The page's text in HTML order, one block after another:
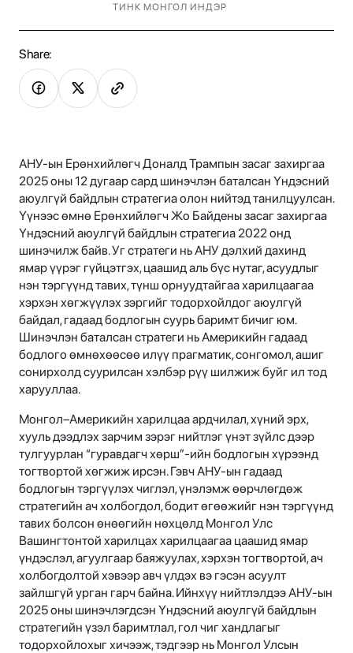
ТИНК МОНГОЛ ИНДЭР
Share:
АНУ-ын Ерөнхийлөгч Доналд Трампын засаг захиргаа
2025 оны 12 дугаар сард шинэчлэн баталсан Үндэсний
аюулгүй байдлын стратегиа олон нийтэд танилцуулсан.
Үүнээс өмнө Ерөнхийлөгч Жо Байдены засаг захиргаа
Үндэсний аюулгүй байдлын стратегиа 2022 онд
шинэчилж байв. Уг стратеги нь АНУ дэлхий дахинд
ямар үүрэг гүйцэтгэх, цаашид аль бүс нутаг, асуудлыг
нэн тэргүүнд тавих, түнш орнуудтайгаа харилцаагаа
хэрхэн хөгжүүлэх зэргийг тодорхойлдог аюулгүй
байдал, гадаад бодлогын суурь баримт бичиг юм.
Шинэчлэн баталсан стратеги нь Америкийн гадаад
бодлого өмнөхөөсөө илүү прагматик, сонгомол, ашиг
сонирхолд суурилсан хэлбэр рүү шилжиж буйг ил тод
харууллаа.
Монгол–Америкийн харилцаа ардчилал, хүний эрх,
хууль дээдлэх зарчим зэрэг нийтлэг үнэт зүйлс дээр
тулгуурлан “гуравдагч хөрш”-ийн бодлогын хүрээнд
тогтвортой хөгжиж ирсэн. Гэвч АНУ-ын гадаад
бодлогын тэргүүлэх чиглэл, үнэлэмж өөрчлөгдөж
стратегийн ач холбогдол, бодит өгөөжийг нэн тэргүүнд
тавих болсон өнөөгийн нөхцөлд Монгол Улс
Вашингтонтой харилцах харилцаагаа цаашид ямар
үндэслэл, агуулгаар баяжуулах, хэрхэн тогтвортой, ач
холбогдолтой хэвээр авч үлдэх вэ гэсэн асуулт
зайлшгүй урган гарч байна. Ийнхүү нийтлэлдээ АНУ-ын
2025 оны шинэчлэгдсэн Үндэсний аюулгүй байдлын
стратегийн үзэл баримтлал, гол чиг хандлагыг
тодорхойлохыг хичээж, тэдгээр нь Монгол Улсын